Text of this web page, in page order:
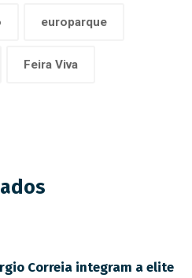
europarque
Feira Viva
Correia integram a elite